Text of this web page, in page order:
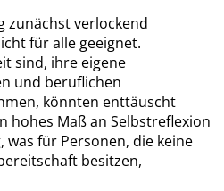
zunächst verlockend
für alle geeignet.
sind, ihre eigene
und beruflichen
könnten enttäuscht
hohes Maß an Selbstreflexion
für Personen, die keine
besitzen,